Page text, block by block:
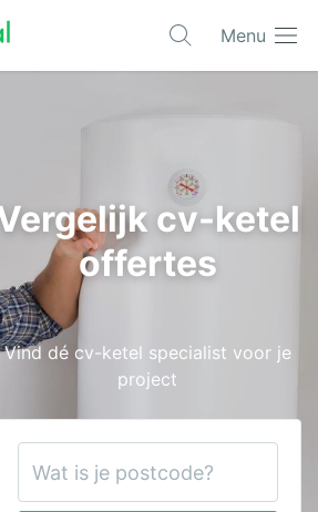
Menu
cv-ketel
offertes
Vind dé cv-ketel specialist voor je
project